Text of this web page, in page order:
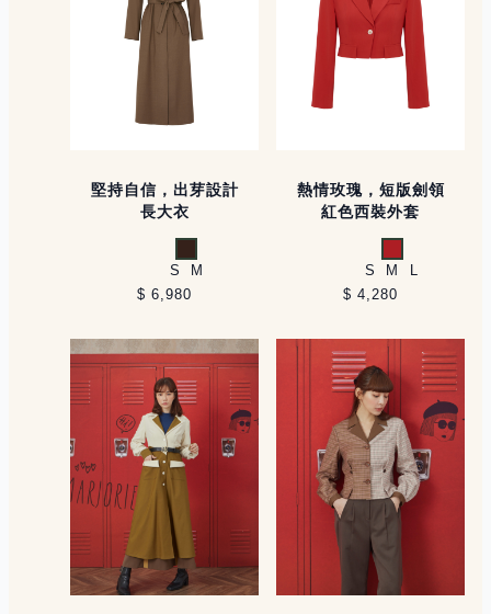
堅持自信，出芽設計
長大衣
深咖
S
M
$ 6,980
熱情玫瑰，短版劍領
紅色西裝外套
紅
S M
L
$ 4,280